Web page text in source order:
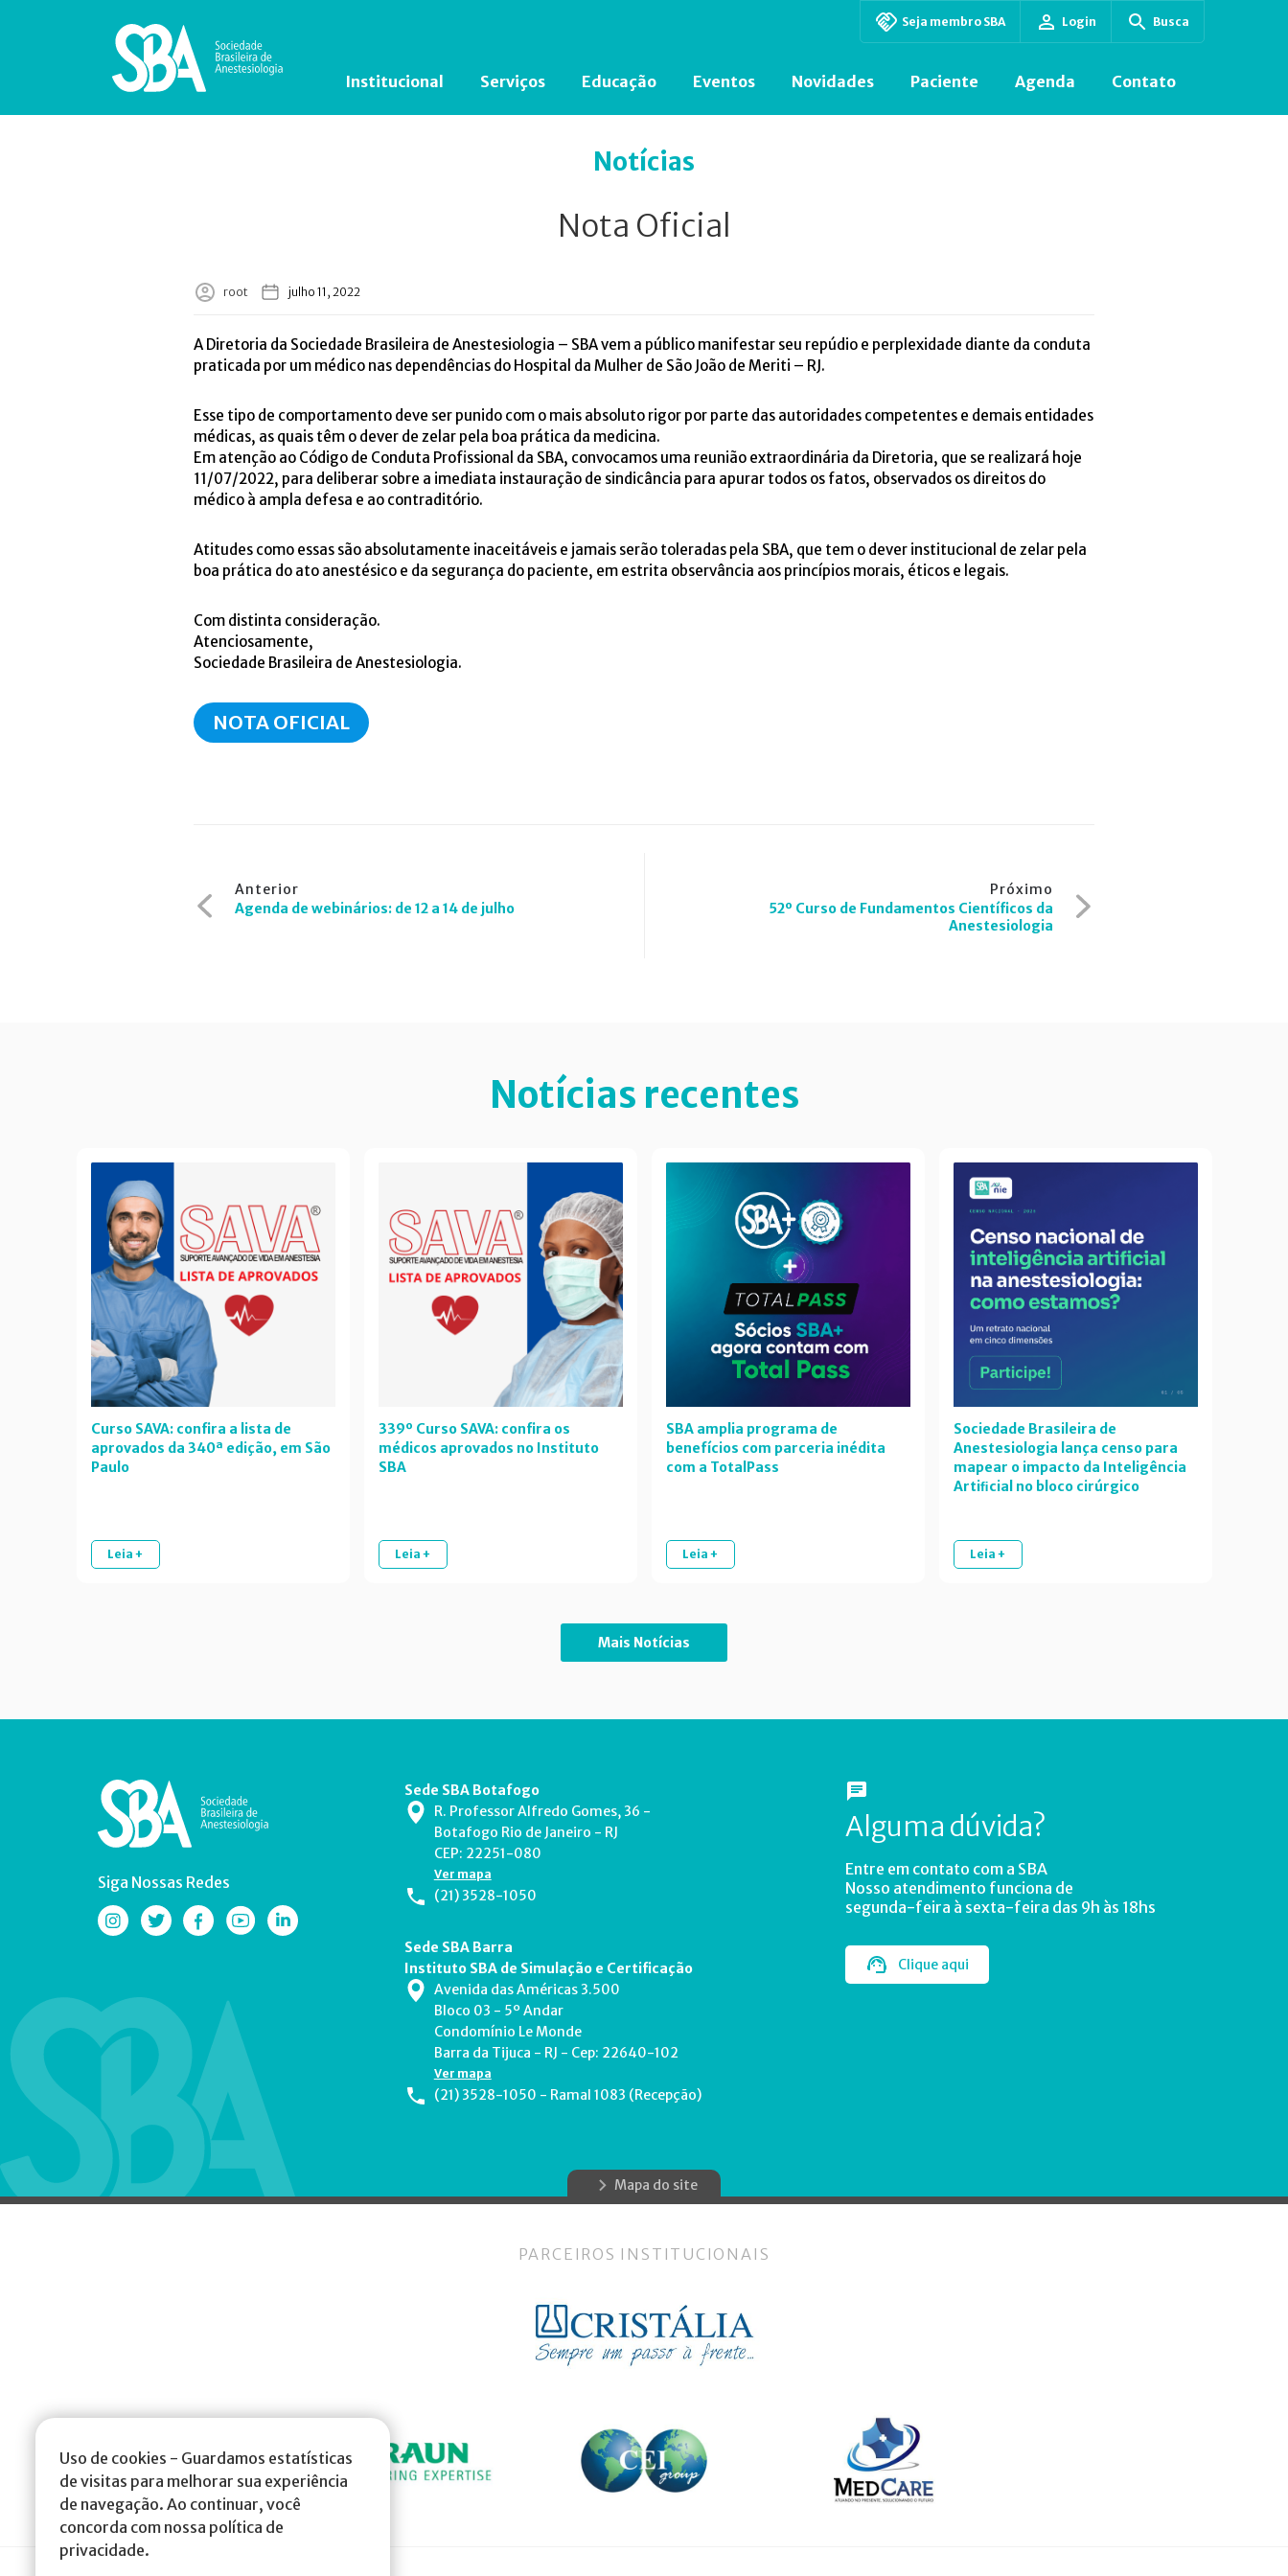
Uso de cookies - Guardamos estatísticas
de visitas para melhorar sua experiência
de navegação. Ao continuar, você
concorda com nossa política de
privacidade.
Seja membro SBA Login Busca
Institucional Serviços Educação Eventos Novidades Paciente Agenda Contato
Notícias
Nota Oficial
root julho 11, 2022
A Diretoria da Sociedade Brasileira de Anestesiologia – SBA vem a público manifestar seu repúdio e perplexidade diante da conduta
praticada por um médico nas dependências do Hospital da Mulher de São João de Meriti – RJ.
Esse tipo de comportamento deve ser punido com o mais absoluto rigor por parte das autoridades competentes e demais entidades
médicas, as quais têm o dever de zelar pela boa prática da medicina.
Em atenção ao Código de Conduta Profissional da SBA, convocamos uma reunião extraordinária da Diretoria, que se realizará hoje
11/07/2022, para deliberar sobre a imediata instauração de sindicância para apurar todos os fatos, observados os direitos do
médico à ampla defesa e ao contraditório.
Atitudes como essas são absolutamente inaceitáveis e jamais serão toleradas pela SBA, que tem o dever institucional de zelar pela
boa prática do ato anestésico e da segurança do paciente, em estrita observância aos princípios morais, éticos e legais.
Com distinta consideração.
Atenciosamente,
Sociedade Brasileira de Anestesiologia.
NOTA OFICIAL
de
Anterior
Agenda de webinários: de 12 a 14 de julho
Próximo
52º Curso de Fundamentos Científicos da
Anestesiologia
Notícias recentes
Curso SAVA: confira a lista de
aprovados da 340ª edição, em São
Paulo
Leia +
339º Curso SAVA: confira os
médicos aprovados no Instituto
SBA
Leia +
SBA amplia programa de
benefícios com parceria inédita
com a TotalPass
Leia +
Sociedade Brasileira de
Anestesiologia lança censo para
mapear o impacto da Inteligência
Artiﬁcial no bloco cirúrgico
Leia +
Mais Notícias
Siga Nossas Redes
Sede SBA Botafogo
R. Professor Alfredo Gomes, 36 -
Botafogo Rio de Janeiro - RJ
CEP: 22251-080
Ver mapa
(21) 3528-1050
Sede SBA Barra
Instituto SBA de Simulação e Certificação
Avenida das Américas 3.500
Bloco 03 - 5º Andar
Condomínio Le Monde
Barra da Tijuca - RJ - Cep: 22640-102
Ver mapa
(21) 3528-1050 - Ramal 1083 (Recepção)
Alguma dúvida?
Entre em contato com a SBA
Nosso atendimento funciona de
segunda-feira à sexta-feira das 9h às 18hs
Clique aqui
Mapa do site
PARCEIROS INSTITUCIONAIS